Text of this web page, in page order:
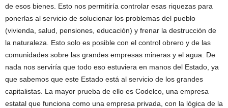
de esos bienes. Esto nos permitiría controlar esas riquezas para
ponerlas al servicio de solucionar los problemas del pueblo
(vivienda, salud, pensiones, educación) y frenar la destrucción de
la naturaleza. Esto solo es posible con el control obrero y de las
comunidades sobre las grandes empresas mineras y el agua. De
nada nos serviría que todo eso estuviera en manos del Estado, ya
que sabemos que este Estado está al servicio de los grandes
capitalistas. La mayor prueba de ello es Codelco, una empresa
estatal que funciona como una empresa privada, con la lógica de la